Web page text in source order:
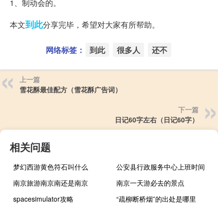
1、制动会的。
本文到此分享完毕，希望对大家有所帮助。
网络标签： 到此 很多人 还不
上一篇
雪花酥最佳配方（雪花酥广告词）
下一篇
日记60字左右（日记60字）
相关问题
梦幻西游黄色符石叫什么
公安县行政服务中心上班时间
南京旅游南京南还是南京
南京一天游必去的景点
spacesimulator攻略
“疏柳断桥烟”的出处是哪里